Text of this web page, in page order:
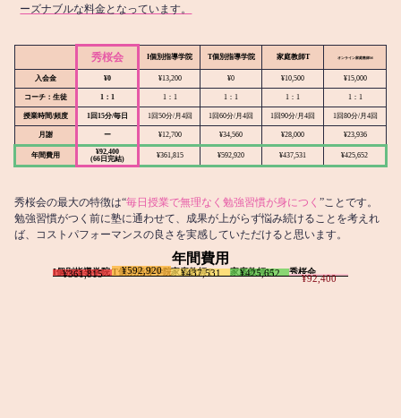
ーズナブルな料金となっています。
秀桜会 I個別指導学院 T個別指導学院 家庭教師T オンライン家庭教師M
入会金 ¥0 ¥13,200 ¥0 ¥10,500 ¥15,000
コーチ：生徒 1：1 1：1 1：1 1：1 1：1
授業時間/頻度 1回15分/毎日 1回50分/月4回 1回60分/月4回 1回90分/月4回 1回80分/月4回
月謝 ー ¥12,700 ¥34,560 ¥28,000 ¥23,936
年間費用
¥92,400
(66日完結)
¥361,815 ¥592,920 ¥437,531 ¥425,652
秀桜会の最大の特徴は“毎日授業で無理なく勉強習慣が身につく ”ことです。
勉強習慣がつく前に塾に通わせて、成果が上がらず悩み続けることを考えれ
ば、コストパフォーマンスの良さを実感していただけると思います。
年間費用
I個別指導学院
¥361,815 T個別指導学院
¥592,920 家庭教師T
¥437,531 家庭教師M
¥425,652 秀桜会
¥92,400